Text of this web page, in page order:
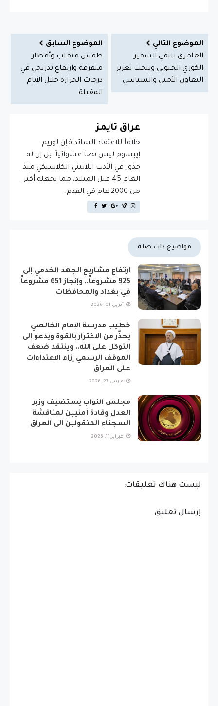
الموضوع التالي
العامري يلتقي السفير
الكوري الجنوبي ويبحث تعزيز
التعاون الأمني والسياسي
الموضوع السابق
طقس متقلب وأمطار
متفرقة وارتفاع تدريجي في
درجات الحرارة خلال الأيام
المقبلة
عراق تايمز
خلافاَ للاعتقاد السائد فإن لوريم
إيبسوم ليس نصاَ عشوائياً، بل إن له
جذور في الأدب اللاتيني الكلاسيكي منذ
العام 45 قبل الميلاد، مما يجعله أكثر
من 2000 عام في القدم.
مواضيع ذات صلة
ارتفاع مشاريع الجهد الخدمي إلى
925 مشروعاً.. وإنجاز 651 مشروعاً
في بغداد والمحافظات
أبريل 01, 2026
خطيب مدرسة الإمام الخالصي
يحذّر من الاغترار بالقوة ويدعو إلى
التوكل على الله.. وينتقد ضعف
الموقف الرسمي إزاء الاعتداءات
على العراق
مارس 27, 2026
مجلس النواب يستضيف وزير
العدل وقادة أمنيين لمناقشة
السجناء المنقولين الى العراق
فبراير 11, 2026
ليست هناك تعليقات:
إرسال تعليق